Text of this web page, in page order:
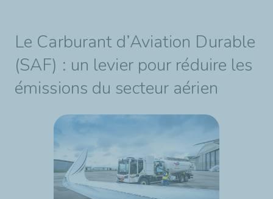
Le Carburant d’Aviation Durable
(SAF) : un levier pour réduire les
émissions du secteur aérien